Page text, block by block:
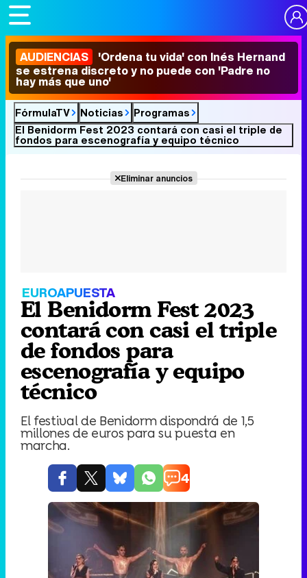
AUDIENCIAS 'Ordena tu vida' con Inés Hernand
se estrena discreto y no puede con 'Padre no
hay más que uno'
FórmulaTV Noticias
Programas
El Benidorm Fest 2023 contará con casi el triple de
fondos para escenografía y equipo técnico
Eliminar anuncios
EUROAPUESTA
El Benidorm Fest 2023
contará con casi el triple
de fondos para
escenografía y equipo
técnico
El festival de Benidorm dispondrá de 1,5
millones de euros para su puesta en
marcha.
4